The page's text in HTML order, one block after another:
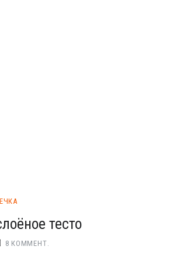
тесто
8 КОММЕНТ.